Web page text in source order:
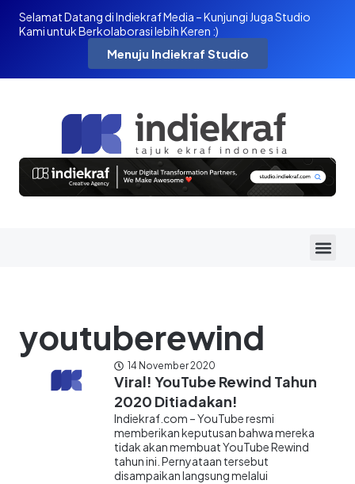
Selamat Datang di Indiekraf Media – Kunjungi Juga Studio
Kami untuk Berkolaborasi lebih Keren :)
Menuju Indiekraf Studio
youtuberewind
14 November 2020
Viral! YouTube Rewind Tahun
2020 Ditiadakan!
Indiekraf.com – YouTube resmi
memberikan keputusan bahwa mereka
tidak akan membuat YouTube Rewind
tahun ini. Pernyataan tersebut
disampaikan langsung melalui